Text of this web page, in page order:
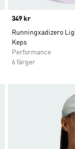
Price
349 kr
Runningxadizero
Keps
Performance
6 färger
Lägg till på